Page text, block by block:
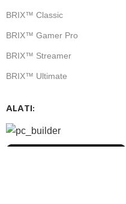
BRIX™ Classic
BRIX™ Gamer Pro
BRIX™ Streamer
BRIX™ Ultimate
ALATI: